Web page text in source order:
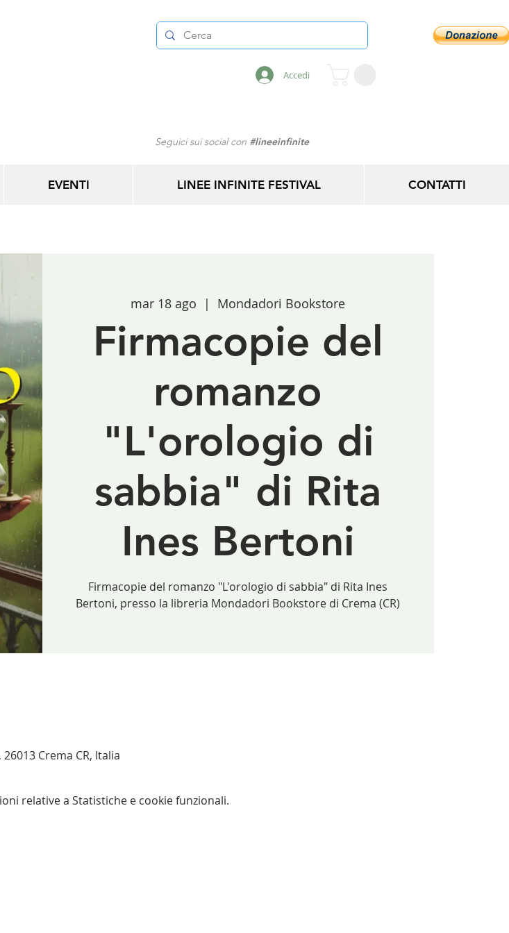
Accedi
Seguici sui social con #lineeinfinite
EVENTI LINEE INFINITE FESTIVAL CONTATTI
mar 18 ago
  |
Mondadori Bookstore
Firmacopie del
romanzo
"L'orologio di
sabbia" di Rita
Ines Bertoni
Firmacopie del romanzo "L'orologio di sabbia" di Rita Ines
Bertoni, presso la libreria Mondadori Bookstore di Crema (CR)
Crema CR, Italia
relative a Statistiche e cookie funzionali.